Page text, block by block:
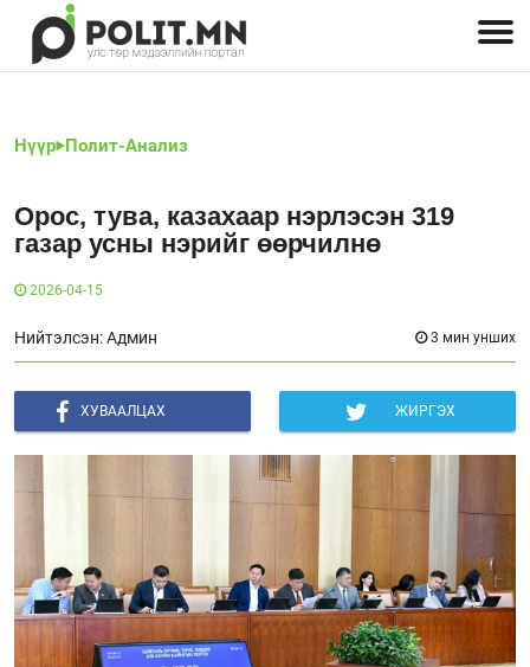
Нүүр Полит-Анализ
Орос, тува, казахаар нэрлэсэн 319
газар усны нэрийг өөрчилнө
2026-04-15
Нийтэлсэн: Админ 3 мин унших
ХУВААЛЦАХ ЖИРГЭХ